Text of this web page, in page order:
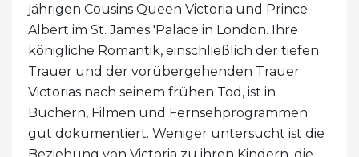
jährigen Cousins ​​Queen Victoria und Prince
Albert im St. James 'Palace in London. Ihre
königliche Romantik, einschließlich der tiefen
Trauer und der vorübergehenden Trauer
Victorias nach seinem frühen Tod, ist in
Büchern, Filmen und Fernsehprogrammen
gut dokumentiert. Weniger untersucht ist die